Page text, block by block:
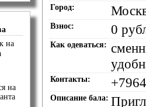
на
на
Город:
Взнос: 0
Как одеваться:
Контакты:
Описание бала: